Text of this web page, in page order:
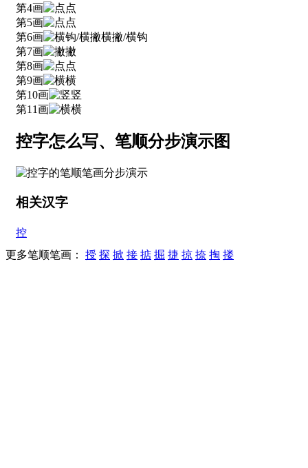
第4画
点
第5画
点
第6画
横撇/横钩
第7画
撇
第8画
点
第9画
横
第10画
竖
第11画
横
控字怎么写、笔顺分步演示图
相关汉字
控
更多笔顺笔画： 授 探 掀 接 掂 掘 捷 掠 捺 掏 搂